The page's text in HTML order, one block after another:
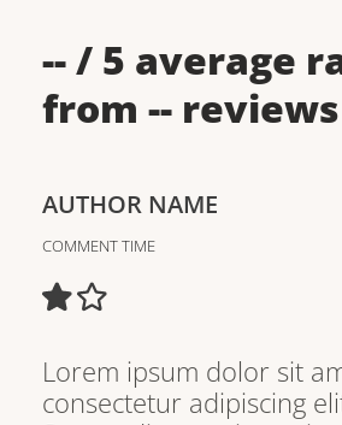
--/ 5 average
from -- reviews
AUTHOR NAME
COMMENT TIME
Lorem ipsum dolor sit
consectetur adipiscing